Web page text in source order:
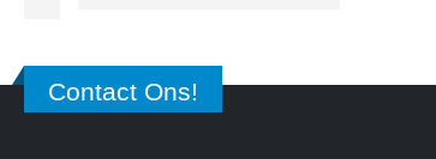
Contact Ons!